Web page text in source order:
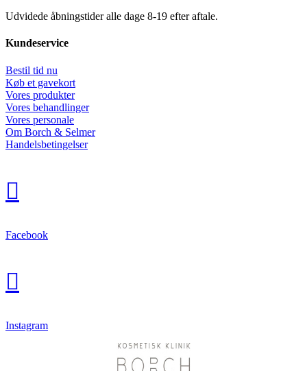
Udvidede åbningstider alle dage 8-19 efter aftale.
Kundeservice
Bestil tid nu
Køb et gavekort
Vores produkter
Vores behandlinger
Vores personale
Om Borch & Selmer
Handelsbetingelser

Facebook

Instagram